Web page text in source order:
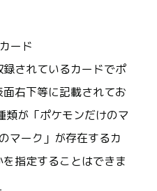
ード
されているカードでポ
右下等に記載されてお
類が「ポケモンだけのマ
マーク」が存在するカ
指定することはできま